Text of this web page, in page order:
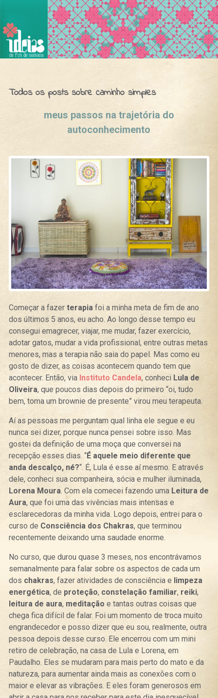
Ideias de Fim de Semana
Todos os posts sobre caminho simples
meus passos na trajetória do
autoconhecimento
Começar a fazer terapiafoi a minha meta de fim de ano
dos últimos 5 anos, eu acho. Ao longo desse tempo eu
consegui emagrecer, viajar, me mudar, fazer exercício,
adotar gatos, mudar a vida profissional, entre outras metas
menores, mas a terapia não saia do papel. Mas como eu
gosto de dizer, as coisas acontecem quando tem que
acontecer. Então, via Instituto Candela, conheci Lula de
Oliveira, que poucos dias depois do primeiro “oi, tudo
bem, toma um brownie de presente” virou meu terapeuta.
Aí as pessoas me perguntam qual linha ele segue e eu
nunca sei dizer, porque nunca pensei sobre isso. Mas
gostei da definição de uma moça que conversei na
recepção esses dias. “É aquele meio diferente que
anda descalço, né?“. É, Lula é esse aí mesmo. E através
dele, conheci sua companheira, sócia e mulher iluminada,
Lorena Moura. Com ela comecei fazendo umaLeitura de
Aura, que foi uma das vivências mais intensas e
esclarecedoras da minha vida. Logo depois, entrei para o
curso de Consciência dos Chakras, que terminou
recentemente deixando uma saudade enorme.
No curso, que durou quase 3 meses, nos encontrávamos
semanalmente para falar sobre os aspectos de cada um
dos chakras, fazer atividades de consciência e limpeza
energética, de proteção, constelação familiar, reiki,
leitura de aura, meditação e tantas outras coisas que
chega fica difícil de falar. Foi um momento de troca muito
engrandecedor e posso dizer que eu sou, realmente, outra
pessoa depois desse curso. Ele encerrou com um mini
retiro de celebração, na casa de Lula e Lorena, em
Paudalho. Eles se mudaram para mais perto do mato e da
natureza, para aumentar ainda mais as conexões com o
maior e elevar as vibrações. E eles foram generosos em